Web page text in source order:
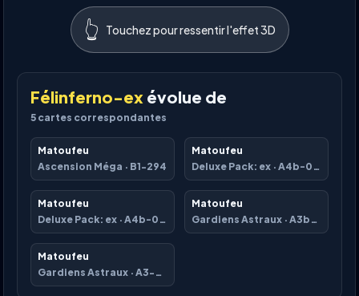
👆 Touchez pour ressentir l'effet 3D
Félinferno-ex évolue de
5 cartes correspondantes
Matoufeu
Ascension Méga · B1-294
Matoufeu
Deluxe Pack: ex · A4b-080
Matoufeu
Deluxe Pack: ex · A4b-081
Matoufeu
Gardiens Astraux · A3b-012
Matoufeu
Gardiens Astraux · A3-032